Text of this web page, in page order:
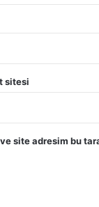
sitesi
site adresim bu